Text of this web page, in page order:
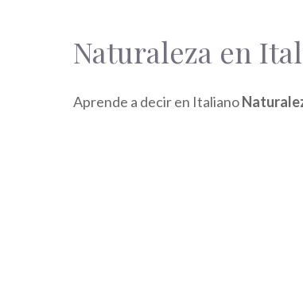
Naturaleza en
Aprende a decir en Italiano